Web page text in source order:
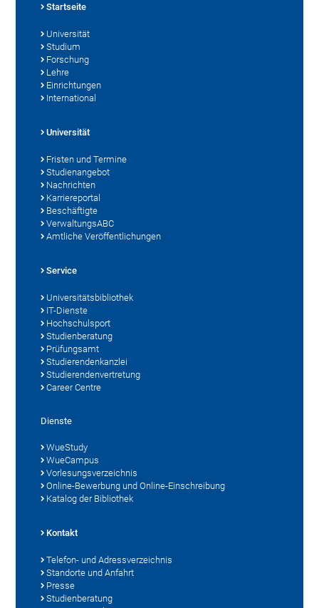
Startseite
Universität
Studium
Forschung
Lehre
Einrichtungen
International
Universität
Fristen und Termine
Studienangebot
Nachrichten
Karriereportal
Beschäftigte
VerwaltungsABC
Amtliche Veröffentlichungen
Service
Universitätsbibliothek
IT-Dienste
Hochschulsport
Studienberatung
Prüfungsamt
Studierendenkanzlei
Studierendenvertretung
Career Centre
Dienste
WueStudy
WueCampus
Vorlesungsverzeichnis
Online-Bewerbung und Online-Einschreibung
Katalog der Bibliothek
Kontakt
Telefon- und Adressverzeichnis
Standorte und Anfahrt
Presse
Studienberatung